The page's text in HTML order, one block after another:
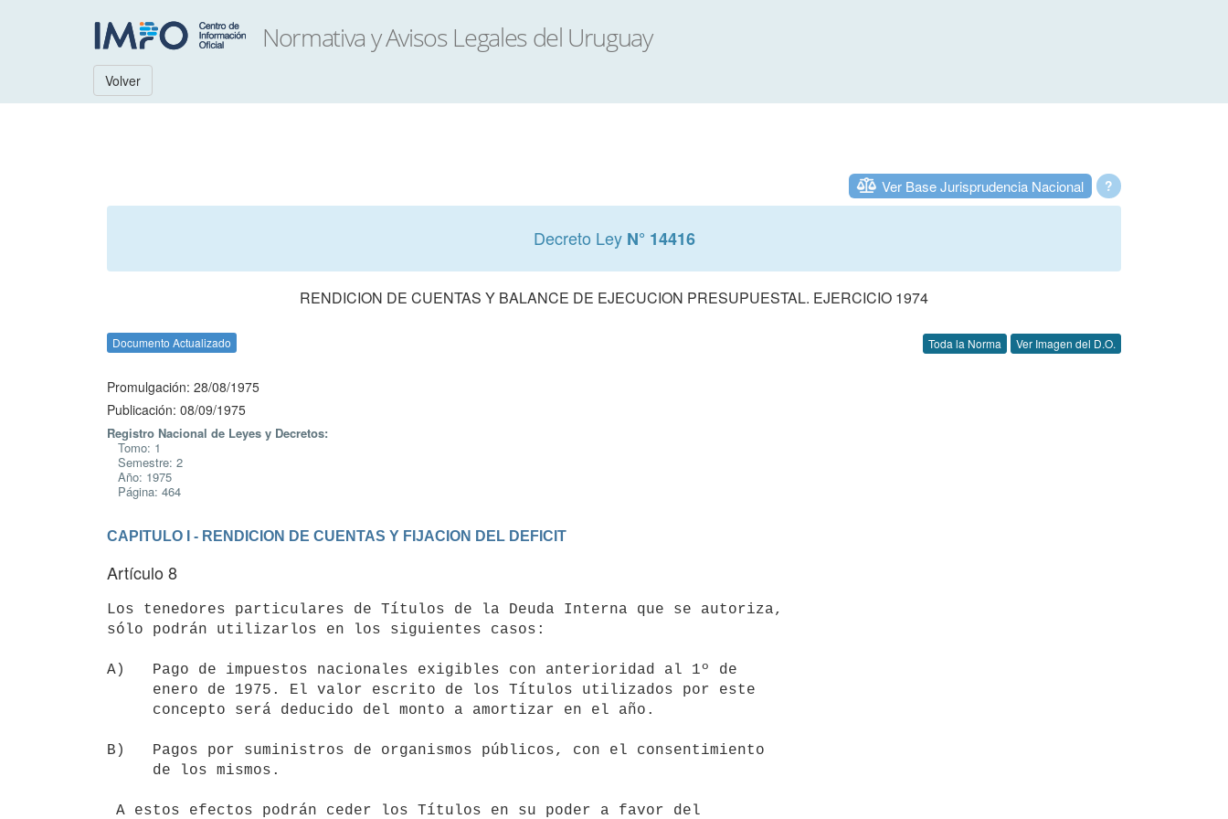
Volver
?
Ver Base Jurisprudencia Nacional
Decreto Ley N° 14416
RENDICION DE CUENTAS Y BALANCE DE EJECUCION PRESUPUESTAL. EJERCICIO 1974
Documento Actualizado Toda la Norma Ver Imagen del D.O.
Promulgación: 28/08/1975
Publicación: 08/09/1975
Registro Nacional de Leyes y Decretos:
Tomo: 1
Semestre: 2
Año: 1975
Página: 464
CAPITULO I - RENDICION DE CUENTAS Y FIJACION DEL DEFICIT
Artículo 8
Los tenedores particulares de Títulos de la Deuda Interna que se autoriza,
sólo podrán utilizarlos en los siguientes casos:
A)   Pago de impuestos nacionales exigibles con anterioridad al 1º de
B)   Pagos por suministros de organismos públicos, con el consentimiento